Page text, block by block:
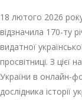
18 лютого 2026
відзначила 170-ту
видатної
просвітниці. З цієї
України в онлайн-
дослідника історії